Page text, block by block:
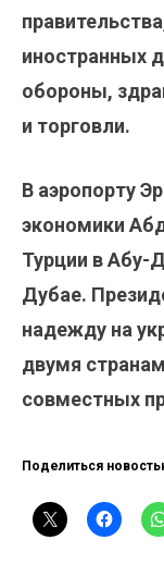
иностранных
обороны,
и торговли.
В аэропорту
экономики
Турции в Абу-
Дубае.
надежду на
двумя
совместных
Поделиться